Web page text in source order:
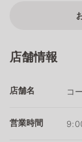
店舗情報
店舗名 コ
営業時間